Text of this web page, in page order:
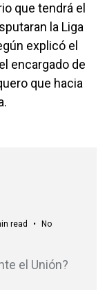
que tendrá el
la Liga
explicó el
encargado de
que hacia
read
No
el Unión?